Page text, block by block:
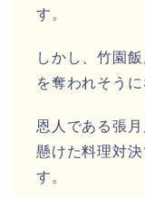
す。
しかし、竹園
を奪われそう
恩人である張
懸けた料理対
す。